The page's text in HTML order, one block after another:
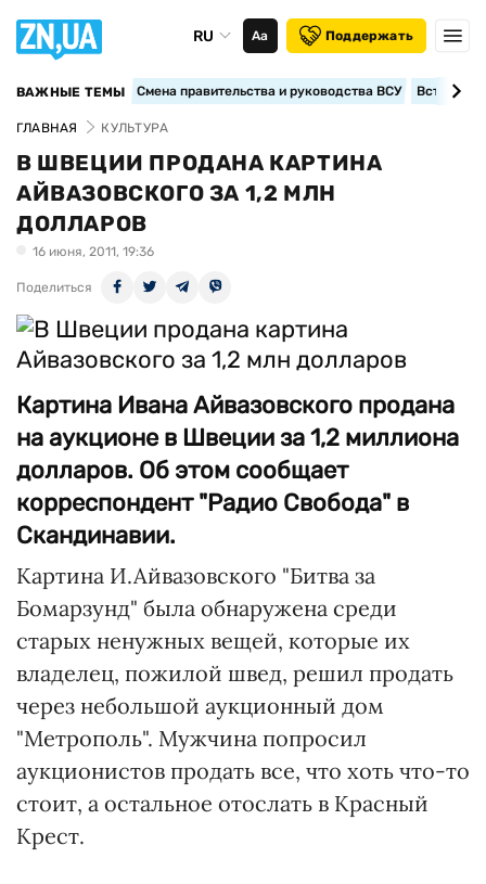
RU Аа Поддержать
ВАЖНЫЕ ТЕМЫ Смена правительства и руководства ВСУ
ГЛАВНАЯ КУЛЬТУРА
В ШВЕЦИИ ПРОДАНА КАРТИНА
АЙВАЗОВСКОГО ЗА 1,2 МЛН
ДОЛЛАРОВ
16 июня, 2011, 19:36
Поделиться
Картина Ивана Айвазовского продана
на аукционе в Швеции за 1,2 миллиона
долларов. Об этом сообщает
корреспондент "Радио Свобода" в
Скандинавии.
Картина И.Айвазовского "Битва за
Бомарзунд" была обнаружена среди
старых ненужных вещей, которые их
владелец, пожилой швед, решил продать
через небольшой аукционный дом
"Метрополь". Мужчина попросил
аукционистов продать все, что хоть что-то
стоит, а остальное отослать в Красный
Крест.